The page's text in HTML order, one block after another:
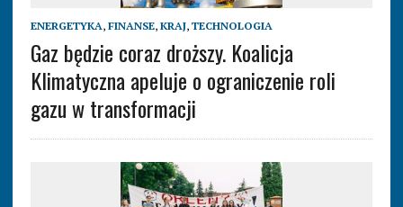
ENERGETYKA, FINANSE, KRAJ, TECHNOLOGIA
Gaz będzie coraz droższy. Koalicja
Klimatyczna apeluje o ograniczenie roli
gazu w transformacji